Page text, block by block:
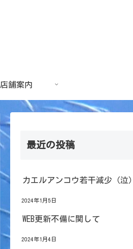
店舗案内
最近の投稿
カエルアンコウ若干減少（泣）
2024年1月5日
WEB更新不備に関して
2024年1月4日